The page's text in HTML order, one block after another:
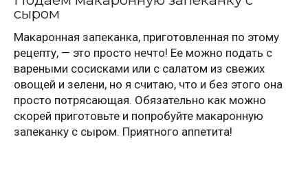
сыром
Макаронная запеканка, приготовленная по этому
рецепту, — это просто нечто! Ее можно подать с
вареными сосисками или с салатом из свежих
овощей и зелени, но я считаю, что и без этого она
просто потрясающая. Обязательно как можно
скорей приготовьте и попробуйте макаронную
запеканку с сыром. Приятного аппетита!